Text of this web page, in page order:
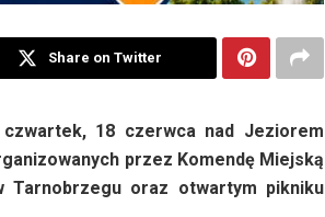
Share on Twitter
18 czerwca nad Jeziorem
przez Komendę Miejską
Tarnobrzegu oraz otwartym pikniku